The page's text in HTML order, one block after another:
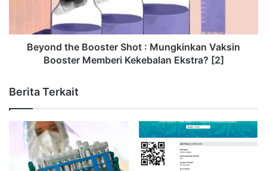
Beyond the Booster Shot : Mungkinkan Vaksin
Booster Memberi Kekebalan Ekstra? [2]
Berita Terkait